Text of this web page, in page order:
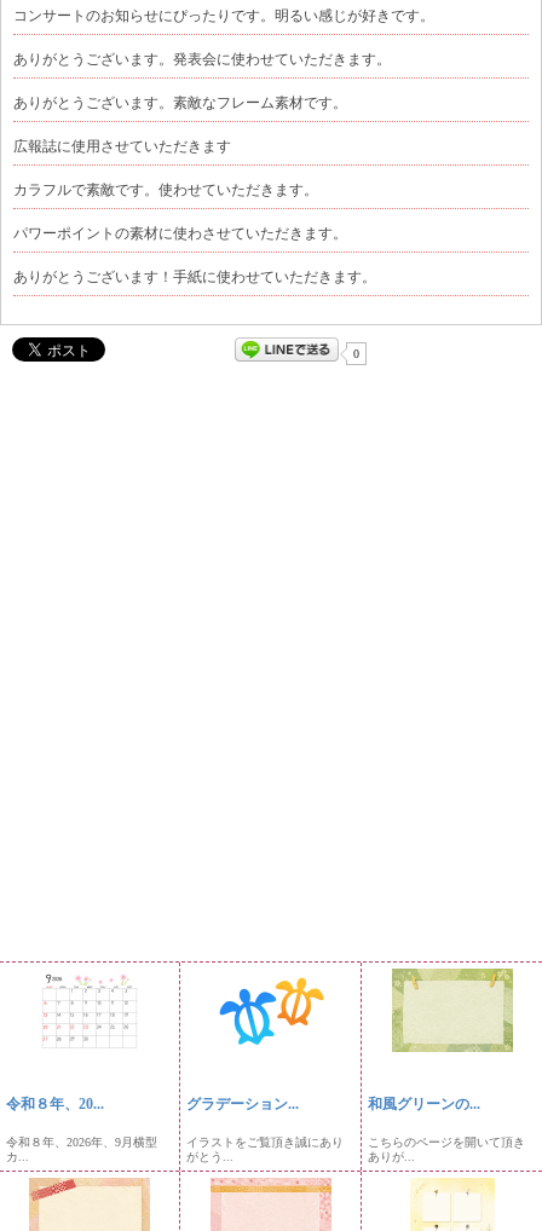
コンサートのお知らせにぴったりです。明るい感じが好きです。
ありがとうございます。発表会に使わせていただきます。
ありがとうございます。素敵なフレーム素材です。
広報誌に使用させていただきます
カラフルで素敵です。使わせていただきます。
パワーポイントの素材に使わさせていただきます。
ありがとうございます！手紙に使わせていただきます。
0
令和８年、20...
令和８年、2026年、9月横型
カ...
グラデーション...
イラストをご覧頂き誠にあり
がとう...
和風グリーンの...
こちらのページを開いて頂き
ありが...